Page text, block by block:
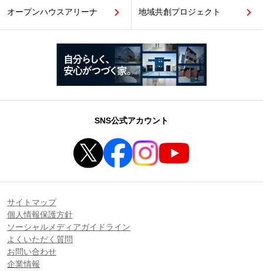
オープンハウスアリーナ 地域共創プロジェクト
SNS公式アカウント
サイトマップ
個人情報保護方針
ソーシャルメディアガイドライン
よくいただく質問
お問い合わせ
企業情報